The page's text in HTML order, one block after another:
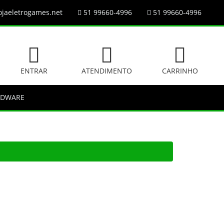
51 99660-4996 51 99660-4996
ENTRAR ATENDIMENTO CARRINHO